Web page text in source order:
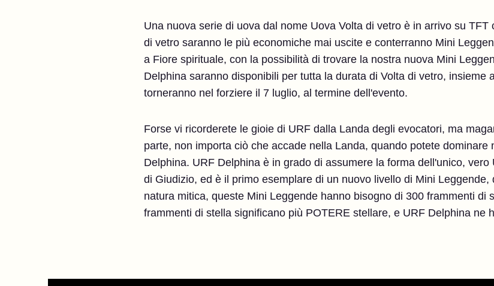
Una nuova serie di uova dal nome Uova Volta di vetro è in arrivo su
di vetro saranno le più economiche mai uscite e conterranno Mini
a Fiore spirituale, con la possibilità di trovare la nostra nuova Mini
Delphina saranno disponibili per tutta la durata di Volta di vetro, insieme
torneranno nel forziere il 7 luglio, al termine dell'evento.
Forse vi ricorderete le gioie di URF dalla Landa degli evocatori, ma
parte, non importa ciò che accade nella Landa, quando potete dominare
Delphina. URF Delphina è in grado di assumere la forma dell'unico,
di Giudizio, ed è il primo esemplare di un nuovo livello di Mini
natura mitica, queste Mini Leggende hanno bisogno di 300 frammenti di
frammenti di stella significano più POTERE stellare, e URF Delphina ne